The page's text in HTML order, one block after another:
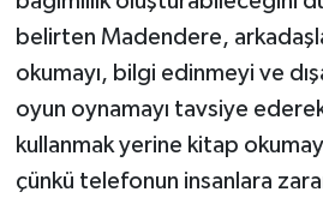
belirten Madendere,
okumayı, bilgi edinmeyi ve
oyun oynamayı tavsiye
kullanmak yerine kitap
çünkü telefonun insanlara